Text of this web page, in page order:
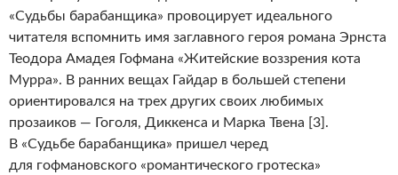
«Судьбы барабанщика» провоцирует идеального
читателя вспомнить имя заглавного героя романа Эрнста
Теодора Амадея Гофмана «Житейские воззрения кота
Мурра». В ранних вещах Гайдар в большей степени
ориентировался на трех других своих любимых
прозаиков — Гоголя, Диккенса и Марка Твена [3].
В «Судьбе барабанщика» пришел черед
для гофмановского «романтического гротеска»